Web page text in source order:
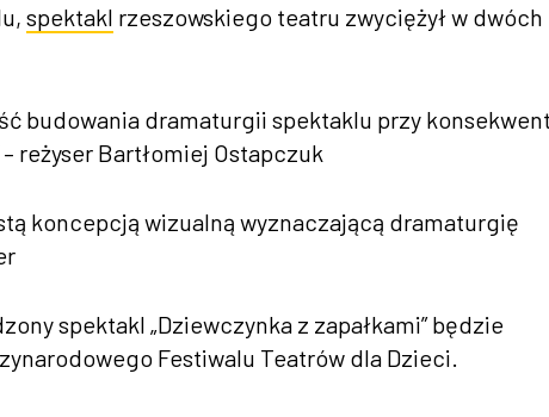
spektakl rzeszowskiego teatru zwyciężył w dwóch
budowania dramaturgii spektaklu przy
reżyser Bartłomiej Ostapczuk
koncepcją wizualną wyznaczającą dramaturgię
spektakl „Dziewczynka z zapałkami” będzie
Festiwalu Teatrów dla Dzieci.